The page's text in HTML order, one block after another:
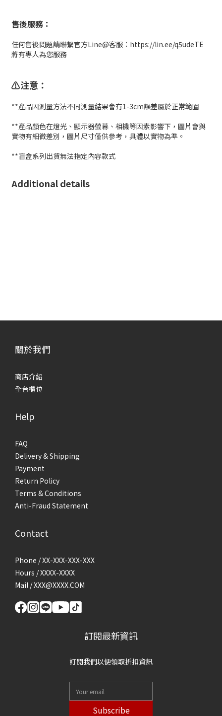
售後服務：
任何售後問題請聯繫官方Line@客服：https://lin.ee/q5udeTE
將有專人為您服務
⚠️注意：
**產品因測量方法不同測量結果會有1-3cm誤差屬於正常範圍
**產品顏色在燈光、顯示器螢幕、相機等因素影響下，圖片會與
實物有細微差別，圖片尺寸僅供參考，具體以實物為準。
**盲盒系列出貨無法指定內容款式
Additional details
關於我們
商店介紹
全台櫃位
Help
FAQ
Delivery & Shipping
Payment
Return Policy
Terms & Conditions
Anti-Fraud Statement
Contact
Phone / XX-XXX-XXX-XXX
Hours / XXXX-XXXX
Mail / XXX@XXXX.COM
訂閱最新資訊
訂閱我們以便領取折扣資訊
Subscribe